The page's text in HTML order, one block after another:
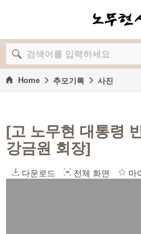
Home 추모기록 사진
[고 노무현 대통령
강금원 회장]
다운로드 전체 화면 마